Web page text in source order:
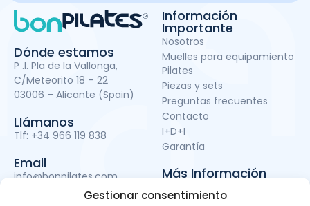
Gestionar consentimiento
Dónde estamos
P .I. Pla de la Vallonga,
C/Meteorito 18 – 22
03006 – Alicante (Spain)
Llámanos
Tlf: +34 966 119 838
Email
info@bonpilates.com
serviciotecnico@bonpilates.com
Información
Importante
Nosotros
Muelles para equipamiento
Pilates
Piezas y sets
Preguntas frecuentes
Contacto
I+D+I
Garantía
Más Información
Términos y condiciones